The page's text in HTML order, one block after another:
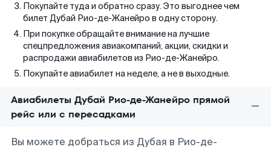
Покупайте туда и обратно сразу. Это выгоднее чем
билет Дубай Рио-де-Жанейро в одну сторону.
При покупке обращайте внимание на лучшие
спецпредложения авиакомпаний, акции, скидки и
распродажи авиабилетов из Рио-де-Жанейро.
Покупайте авиабилет на неделе, а не в выходные.
Авиабилеты Дубай Рио-де-Жанейро прямой
рейс или с пересадками
Вы можете добраться из Дубая в Рио-де-